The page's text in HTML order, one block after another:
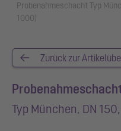
Probenahmeschacht Typ
1000)
Zurück zur
Typ München, DN